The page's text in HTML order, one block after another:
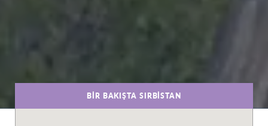
BIR BAKIŞTA SIRBISTAN